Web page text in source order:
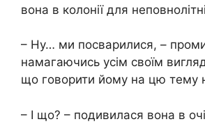
вона в колонії для
– Ну… ми посварилися, –
намагаючись усім своїм
що говорити йому на цю тему
– І що? – подивилася вона в